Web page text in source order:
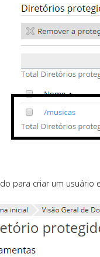
para criar um usuário